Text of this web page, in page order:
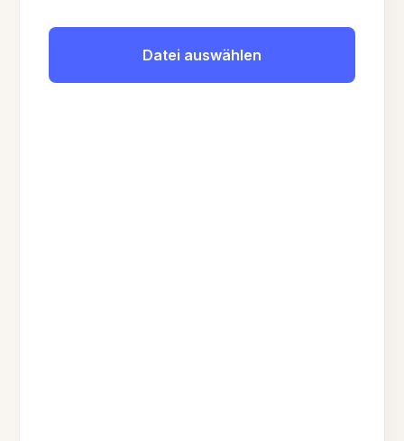
Datei auswählen